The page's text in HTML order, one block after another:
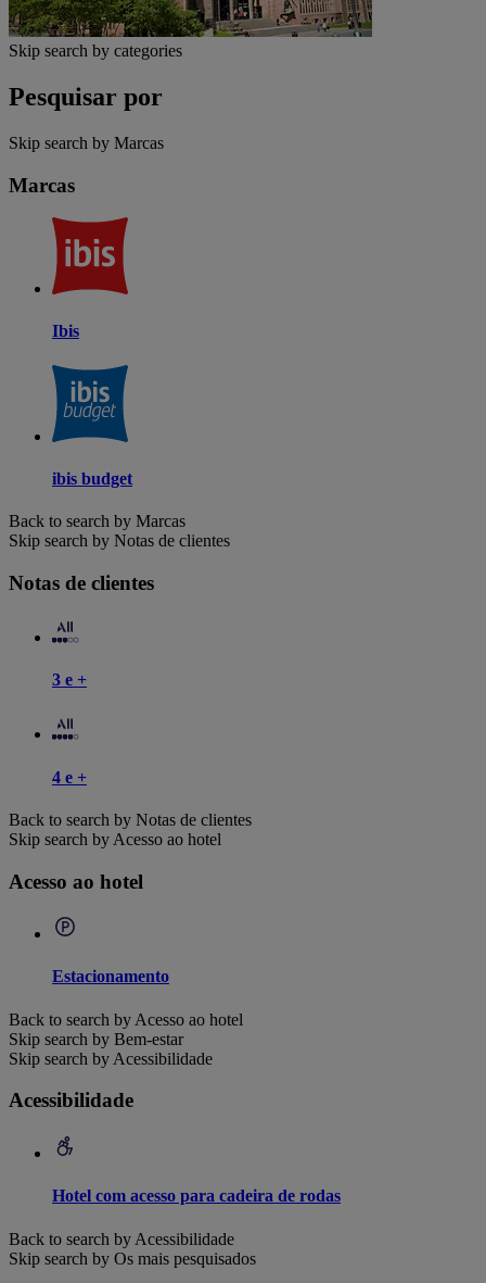
Skip search by categories
Pesquisar por
Skip search by Marcas
Marcas
Ibis
ibis budget
Back to search by Marcas
Skip search by Notas de clientes
Notas de clientes
3 e +
4 e +
Back to search by Notas de clientes
Skip search by Acesso ao hotel
Acesso ao hotel
Estacionamento
Back to search by Acesso ao hotel
Skip search by Bem-estar
Skip search by Acessibilidade
Acessibilidade
Hotel com acesso para cadeira de rodas
Back to search by Acessibilidade
Skip search by Os mais pesquisados